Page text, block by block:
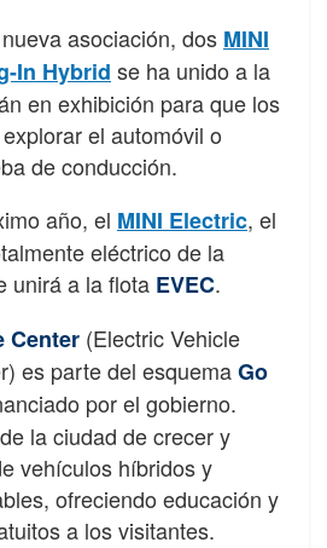
asociación, dos MINI
In Hybrid se ha unido a la
en exhibición para que los
el automóvil o
de conducción.
año, el MINI Electric, el
eléctrico de la
unirá a la flota EVEC.
Center (Electric Vehicle
es parte del esquemaGo
por el gobierno.
la ciudad de crecer y
vehículos híbridos y
ofreciendo educación y
a los visitantes.